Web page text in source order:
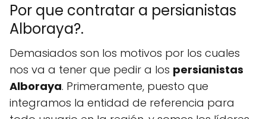
Por que contratar a persianistas
Alboraya?.
Demasiados son los motivos por los cuales
nos va a tener que pedir a los persianistas
Alboraya. Primeramente, puesto que
integramos la entidad de referencia para